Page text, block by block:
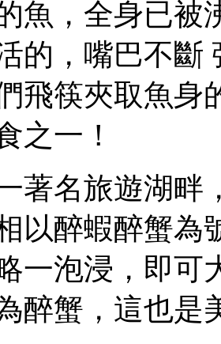
魚，全身已被
的，嘴巴不斷
飛筷夾取魚身
之一！
著名旅遊湖畔
以醉蝦醉蟹為
一泡浸，即可
醉蟹，這也是